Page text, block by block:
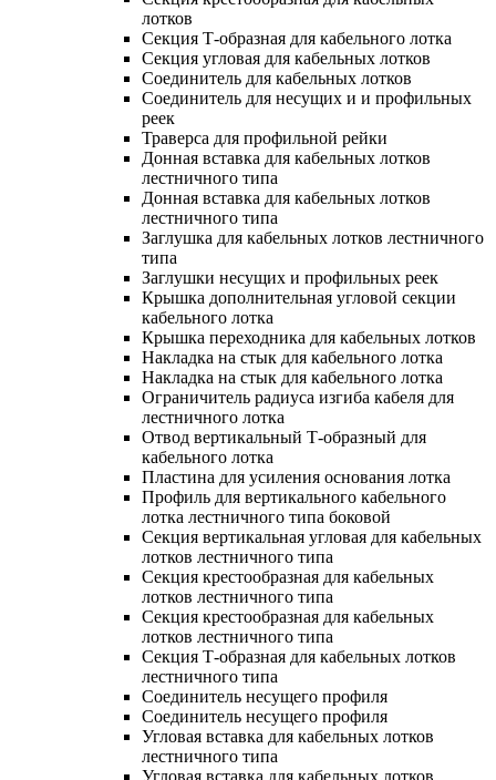
лотков
Секция Т-образная для кабельного лотка
Секция угловая для кабельных лотков
Соединитель для кабельных лотков
Соединитель для несущих и и профильных
реек
Траверса для профильной рейки
Донная вставка для кабельных лотков
лестничного типа
Донная вставка для кабельных лотков
лестничного типа
Заглушка для кабельных лотков лестничного
типа
Заглушки несущих и профильных реек
Крышка дополнительная угловой секции
кабельного лотка
Крышка переходника для кабельных лотков
Накладка на стык для кабельного лотка
Накладка на стык для кабельного лотка
Ограничитель радиуса изгиба кабеля для
лестничного лотка
Отвод вертикальный Т-образный для
кабельного лотка
Пластина для усиления основания лотка
Профиль для вертикального кабельного
лотка лестничного типа боковой
Секция вертикальная угловая для кабельных
лотков лестничного типа
Секция крестообразная для кабельных
лотков лестничного типа
Секция крестообразная для кабельных
лотков лестничного типа
Секция Т-образная для кабельных лотков
лестничного типа
Соединитель несущего профиля
Соединитель несущего профиля
Угловая вставка для кабельных лотков
лестничного типа
Угловая вставка для кабельных лотков